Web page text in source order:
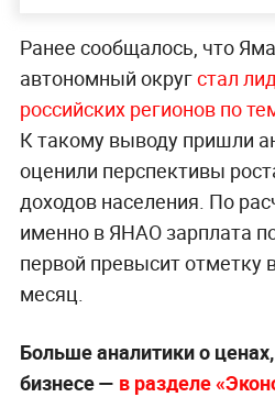
Ранее сообщалось, что
автономный округстал
российских регионов по
К такому выводу пришли
оценили перспективы
доходов населения. По
именно в ЯНАО зарплата
первой превысит отметку
месяц.
Больше аналитики о
бизнесе — в разделе